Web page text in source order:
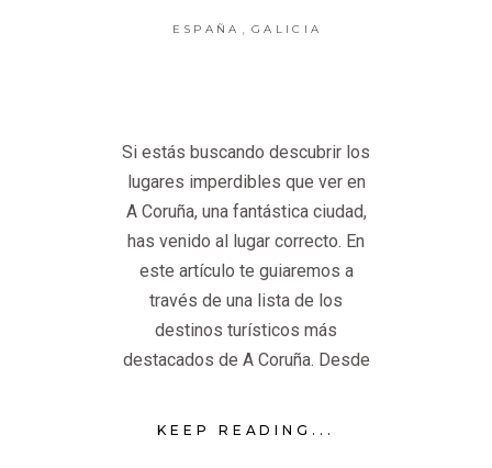
ESPAÑA , GALICIA
Si estás buscando descubrir los
lugares imperdibles que ver en
A Coruña, una fantástica ciudad,
has venido al lugar correcto. En
este artículo te guiaremos a
través de una lista de los
destinos turísticos más
destacados de A Coruña. Desde
KEEP READING...